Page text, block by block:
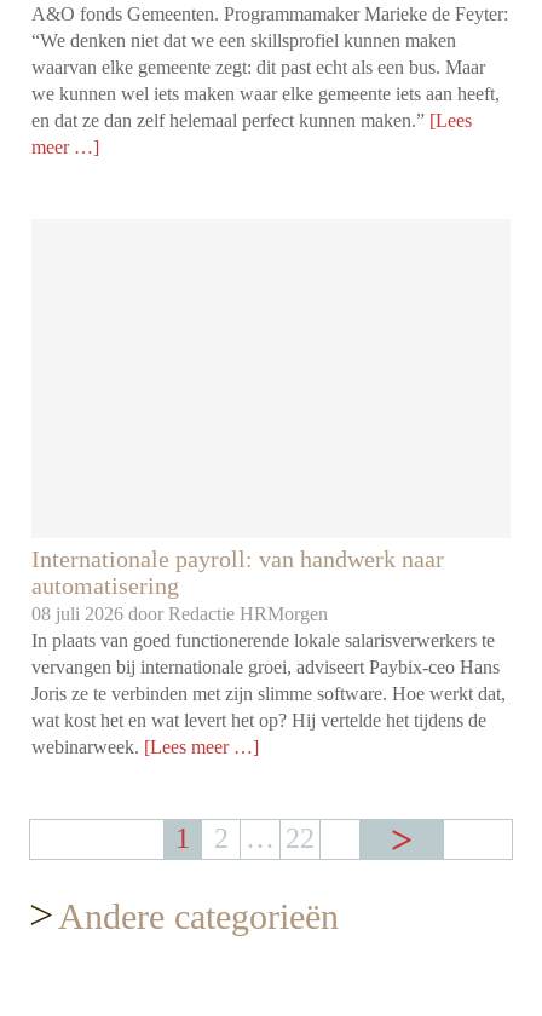
A&O fonds Gemeenten. Programmamaker Marieke de Feyter:
“We denken niet dat we een skillsprofiel kunnen maken
waarvan elke gemeente zegt: dit past echt als een bus. Maar
we kunnen wel iets maken waar elke gemeente iets aan heeft,
en dat ze dan zelf helemaal perfect kunnen maken.” [Lees
meer …]
Internationale payroll: van handwerk naar
automatisering
08 juli 2026 doorRedactie HRMorgen
In plaats van goed functionerende lokale salarisverwerkers te
vervangen bij internationale groei, adviseert Paybix-ceo Hans
Joris ze te verbinden met zijn slimme software. Hoe werkt dat,
wat kost het en wat levert het op? Hij vertelde het tijdens de
webinarweek. [Lees meer …]
1 2 … 22
> Andere categorieën